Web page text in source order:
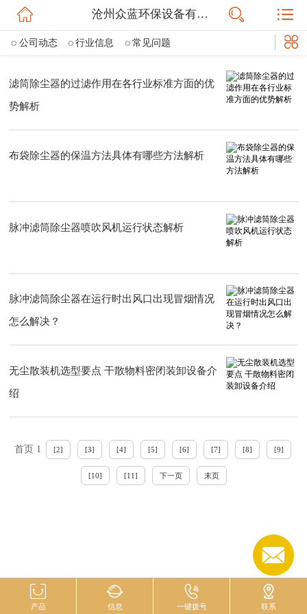
网站首页
信息动态
联系我们
沧州众蓝环保设备有限公司
公司动态 行业信息 常见问题
滤筒除尘器的过滤作用在各行业标准方面的优
势解析
布袋除尘器的保温方法具体有哪些方法解析
脉冲滤筒除尘器喷吹风机运行状态解析
脉冲滤筒除尘器在运行时出风口出现冒烟情况
怎么解决？
无尘散装机选型要点 干散物料密闭装卸设备介
绍
首页 1 [2] [3] [4] [5] [6] [7] [8] [9]
[10] [11] 下一页 末页
产品 信息 一键拨号 联系